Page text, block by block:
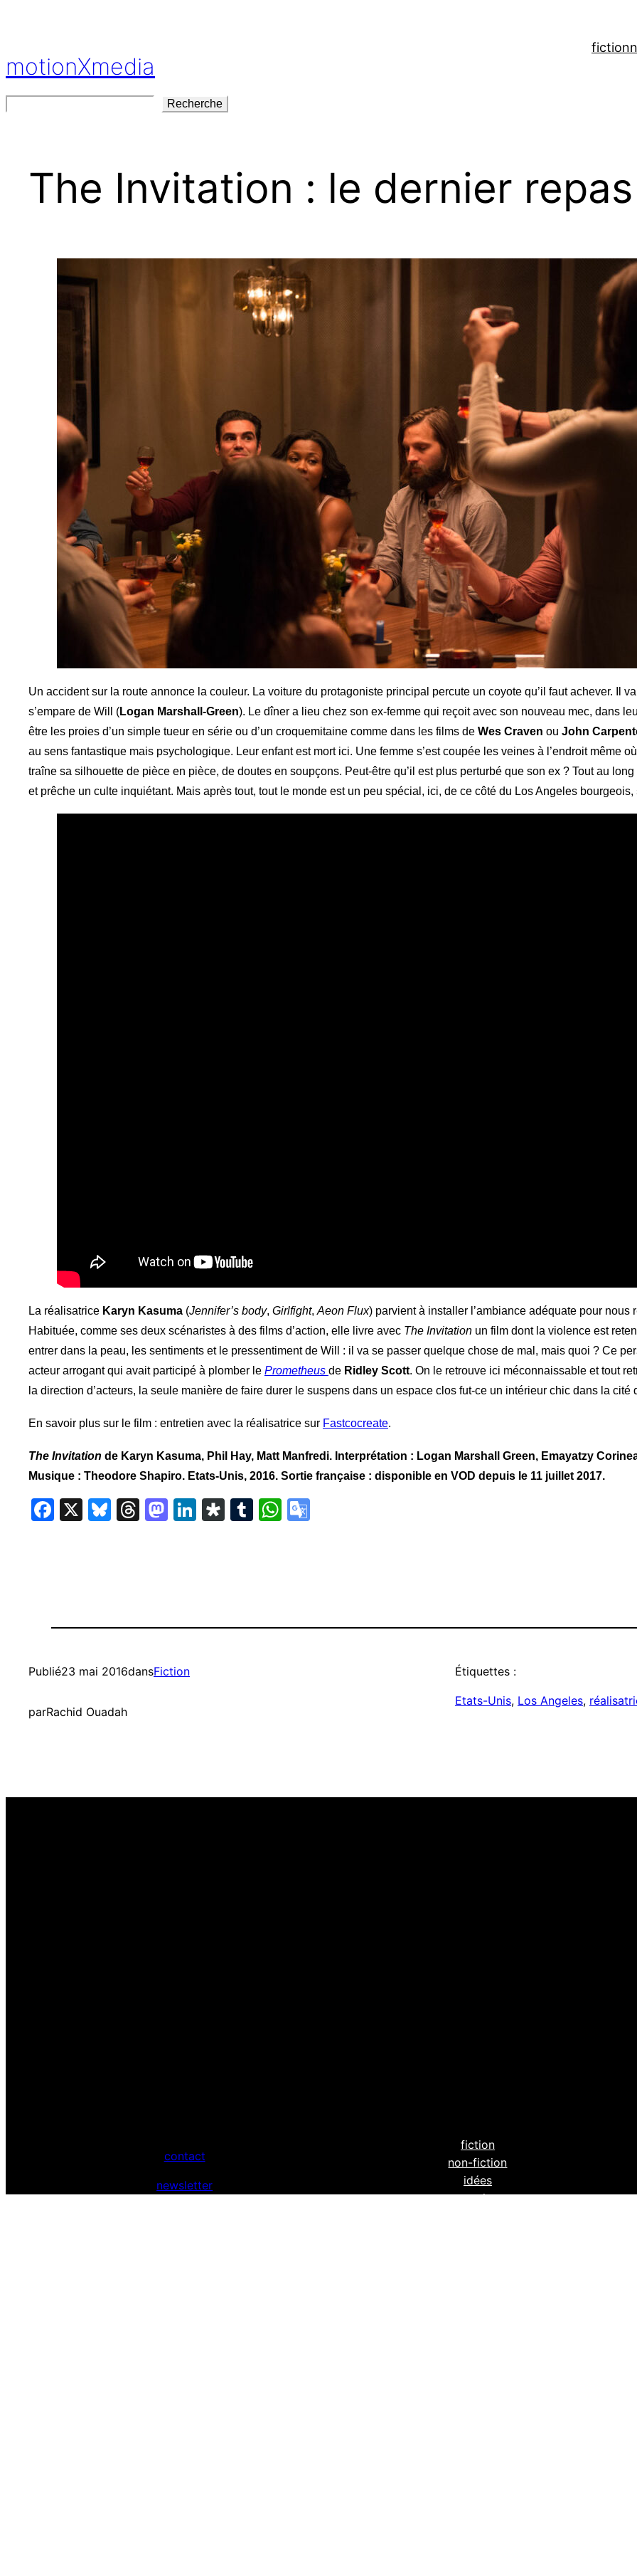
motionXmedia
fiction
Recherche
The Invitation : le dernier repas
Un accident sur la route annonce la couleur. La voiture du protagoniste principal percute un coyote qu’il faut achever. Il
s’empare de Will (Logan Marshall-Green). Le dîner a lieu chez son ex-femme qui reçoit avec son nouveau mec, dans
être les proies d’un simple tueur en série ou d’un croquemitaine comme dans les films de Wes Craven ou John
au sens fantastique mais psychologique. Leur enfant est mort ici. Une femme s’est coupée les veines à l’endroit même
traîne sa silhouette de pièce en pièce, de doutes en soupçons. Peut-être qu’il est plus perturbé que son ex ? Tout au
et prêche un culte inquiétant. Mais après tout, tout le monde est un peu spécial, ici, de ce côté du Los Angeles bourgeois,
La réalisatrice Karyn Kasuma (Jennifer’s body, Girlfight, Aeon Flux) parvient à installer l’ambiance adéquate pour
Habituée, comme ses deux scénaristes à des films d’action, elle livre avec The Invitation un film dont la violence est
entrer dans la peau, les sentiments et le pressentiment de Will : il va se passer quelque chose de mal, mais quoi ? Ce
acteur arrogant qui avait participé à plomber le Prometheus de Ridley Scott. On le retrouve ici méconnaissable et tout
la direction d’acteurs, la seule manière de faire durer le suspens dans un espace clos fut-ce un intérieur chic dans la
En savoir plus sur le film : entretien avec la réalisatrice sur Fastcocreate.
The Invitation de Karyn Kasuma, Phil Hay, Matt Manfredi. Interprétation : Logan Marshall Green, Emayatzy
Musique : Theodore Shapiro. Etats-Unis, 2016. Sortie française : disponible en VOD depuis le 11 juillet 2017.
Facebook
X Bluesky
Threads
Mastodon
LinkedIn
Diaspora
TumblrWhatsApp
Publié23 mai 2016dansFiction
parRachid Ouadah
Étiquettes :
Etats-Unis, Los Angeles,
contact
newsletter
fiction
non-fiction
idées
entretiens